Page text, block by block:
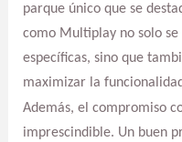
parque único que se
como Multiplay no solo se
específicas, sino que
maximizar la
Además, el compromiso
imprescindible. Un buen